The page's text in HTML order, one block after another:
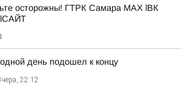
осторожны! ГТРК Самара MAX lВК
день подошел к концу
22:12